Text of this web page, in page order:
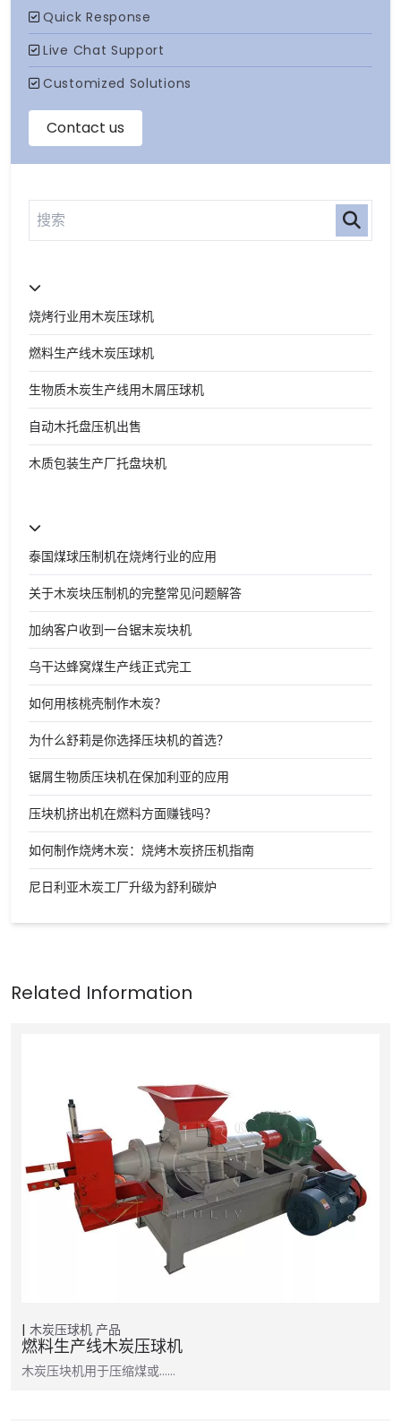
烧烤行业用木炭压球机
燃料生产线木炭压球机
生物质木炭生产线用木屑压球机
自动木托盘压机出售
木质包装生产厂托盘块机
泰国煤球压制机在烧烤行业的应用
关于木炭块压制机的完整常见问题解答
加纳客户收到一台锯末炭块机
乌干达蜂窝煤生产线正式完工
如何用核桃壳制作木炭？
为什么舒莉是你选择压块机的首选？
锯屑生物质压块机在保加利亚的应用
压块机挤出机在燃料方面赚钱吗？
如何制作烧烤木炭：烧烤木炭挤压机指南
尼日利亚木炭工厂升级为舒利碳炉
木炭压球机 产品
燃料生产线木炭压球机
木炭压块机用于压缩煤或……